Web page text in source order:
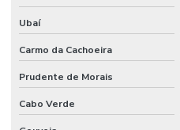
Ubaí
Carmo da Cachoeira
Prudente de Morais
Cabo Verde